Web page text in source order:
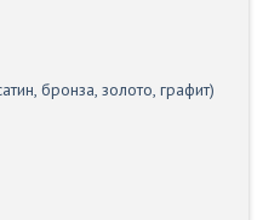
бронза, золото, графит)